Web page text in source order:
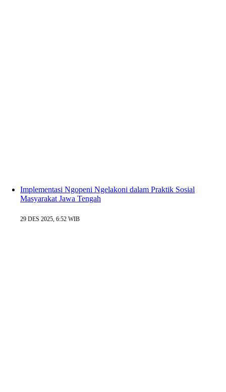
Implementasi Ngopeni Ngelakoni dalam Praktik Sosial
Masyarakat Jawa Tengah
29 DES 2025, 6:52 WIB